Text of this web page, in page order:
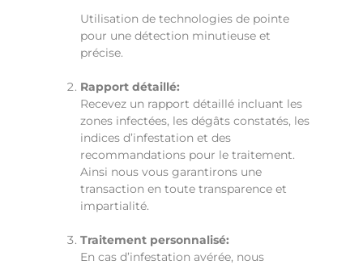
Utilisation de technologies de pointe
pour une détection minutieuse et
précise.
Rapport détaillé:
Recevez un rapport détaillé incluant les
zones infectées, les dégâts constatés, les
indices d’infestation et des
recommandations pour le traitement.
Ainsi nous vous garantirons une
transaction en toute transparence et
impartialité.
Traitement personnalisé:
En cas d’infestation avérée, nous